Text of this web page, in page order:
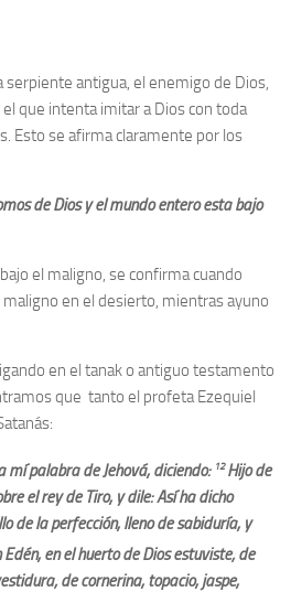
antigua, el enemigo de Dios,
que intenta imitar a Dios con toda
Esto se afirma claramente por los
de Dios y el mundo entero esta bajo
el maligno, se confirma cuando
en el desierto, mientras ayuno
en el tanak o antiguo testamento
que tanto el profeta Ezequiel
mí palabra de Jehová, diciendo: 12Hijo de
el rey de Tiro, y dile: Así ha dicho
de la perfección, lleno de sabiduría, y
Edén, en el huerto de Dios estuviste; de
de cornerina, topacio, jaspe,